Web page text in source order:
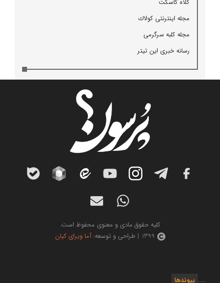
كلاه كاسكت
مجله اینترنتی كولاك
مجله كلبه سرگرمی
رسانه خبری این تیتر
کلیه حقوق مادی و معنوی محفوظ است.
1399 | طراحی و توسعه:
آما ویرای کیان
پیوندها